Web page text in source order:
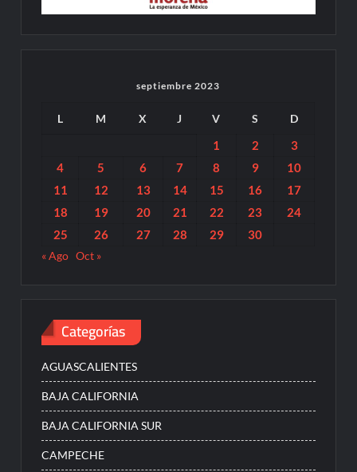
septiembre 2023
L M X J V S D
1 2
3
4
5 6 7 8 9
10
11
12 13 14 15 16
17
18
19 20 21 22 23
24
25
26 27 28 29 30
« Ago Oct »
Categorías
AGUASCALIENTES
BAJA CALIFORNIA
BAJA CALIFORNIA SUR
CAMPECHE